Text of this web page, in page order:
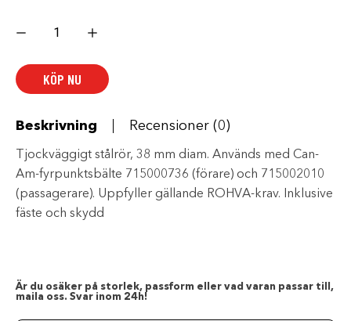
FÖR
FRAMSÄTE
MAXMODELLER
KÖP NU
Beskrivning Recensioner (0)
Tjockväggigt stålrör, 38 mm diam. Används med Can-
Am-fyrpunktsbälte 715000736 (förare) och 715002010
(passagerare). Uppfyller gällande ROHVA-krav. Inklusive
fäste och skydd
Är du osäker på storlek, passform eller vad varan passar till,
maila oss. Svar inom 24h!